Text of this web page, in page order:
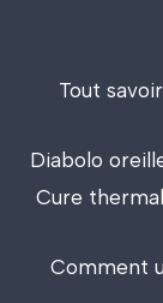
Tout
Diabolo
Cure
Comment